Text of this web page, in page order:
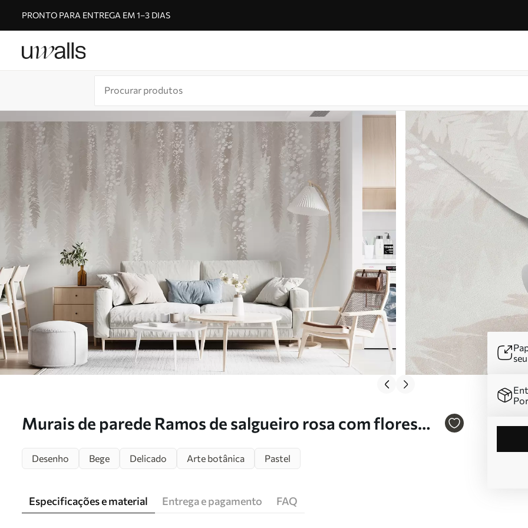
PRONTO PARA ENTREGA EM 1–3 DIAS
Murais de parede Ramos de salgueiro rosa com flores
Desenho Bege Delicado Arte botânica Pastel
Especificações e material Entrega e pagamento FAQ